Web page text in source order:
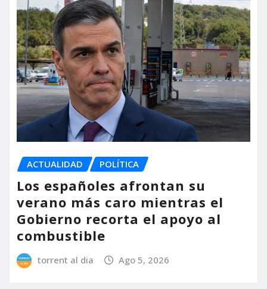
ACTUALIDAD POLÍTICA
Los españoles afrontan su
verano más caro mientras el
Gobierno recorta el apoyo al
combustible
torrent al dia Ago 5, 2026